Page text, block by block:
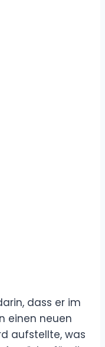
dass er im
einen neuen
aufstellte, was